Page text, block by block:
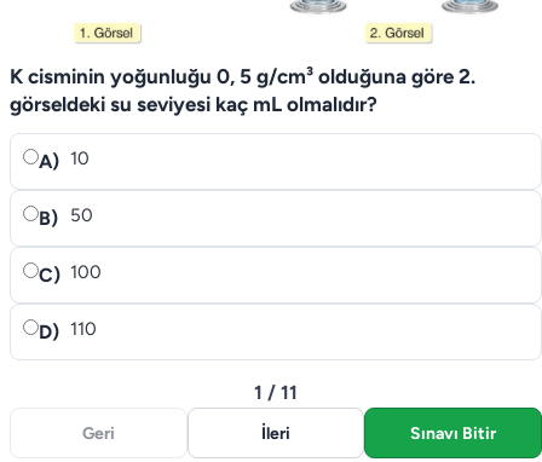
K cisminin yoğunluğu 0, 5 g/cm³ olduğuna göre 2.
görseldeki su seviyesi kaç mL olmalıdır?
A) 10
B) 50
C) 100
D) 110
Geri
1 / 11
İleri Sınavı Bitir